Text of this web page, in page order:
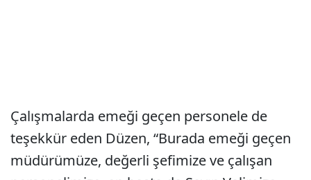
Çalışmalarda emeği geçen personele de
teşekkür eden Düzen, “Burada emeği geçen
müdürümüze, değerli şefimize ve çalışan